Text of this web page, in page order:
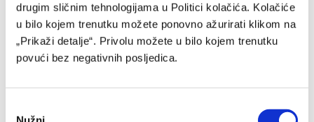
drugim sličnim tehnologijama u Politici kolačića. Kolačiće
u bilo kojem trenutku možete ponovno ažurirati klikom na
„Prikaži detalje“. Privolu možete u bilo kojem trenutku
povući bez negativnih posljedica.